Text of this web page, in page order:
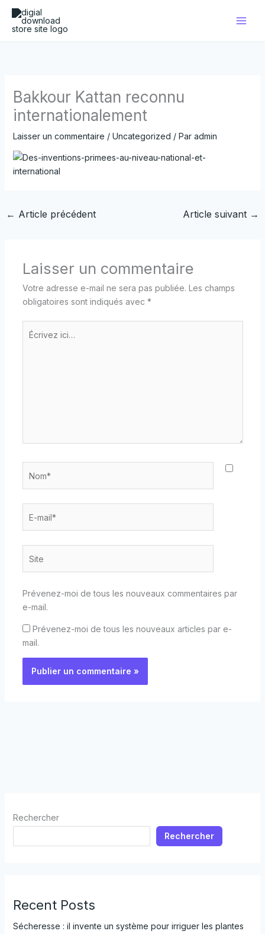
Aller
contenu
Bakkour Kattan reconnu
internationalement
Laisser un commentaire / Uncategorized / Par admin
← Article précédent Article suivant →
Laisser un commentaire
Votre adresse e-mail ne sera pas publiée. Les champs
obligatoires sont indiqués avec *
ici…
mail*
Prévenez-moi de tous les nouveaux commentaires par
e-mail.
Prévenez-moi de tous les nouveaux articles par e-
mail.
Rechercher
Rechercher
Recent Posts
Sécheresse : il invente un système pour irriguer les plantes